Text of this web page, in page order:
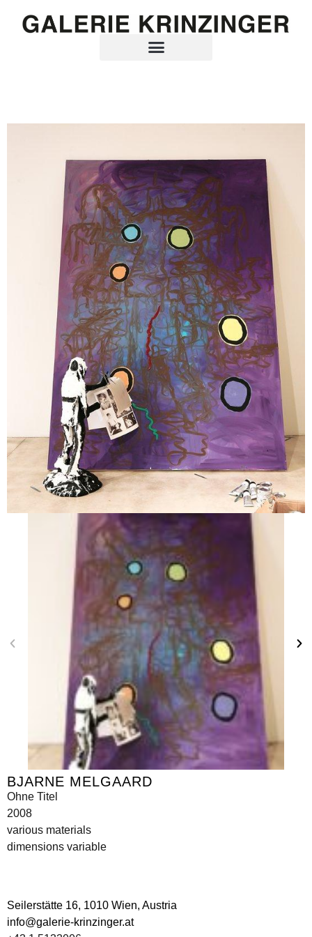
BJARNE MELGAARD
Ohne Titel
2008
various materials
dimensions variable
Seilerstätte 16, 1010 Wien, Austria
info@galerie-krinzinger.at